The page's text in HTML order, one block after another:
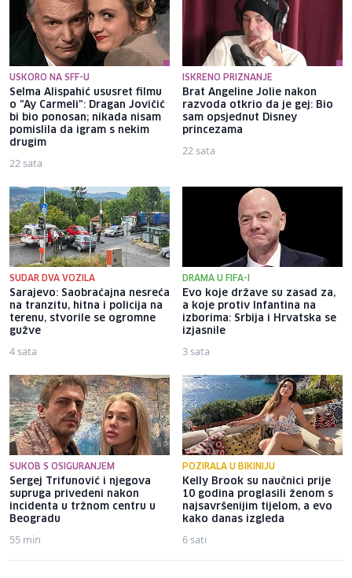
USKORO NA SFF-U
Selma Alispahić ususret filmu
o "Ay Carmeli": Dragan Jovičić
bi bio ponosan; nikada nisam
pomislila da igram s nekim
drugim
22 sata
ISKRENO PRIZNANJE
Brat Angeline Jolie nakon
razvoda otkrio da je gej: Bio
sam opsjednut Disney
princezama
22 sata
SUDAR DVA VOZILA
Sarajevo: Saobraćajna nesreća
na tranzitu, hitna i policija na
terenu, stvorile se ogromne
gužve
4 sata
DRAMA U FIFA-I
Evo koje države su zasad za,
a koje protiv Infantina na
izborima: Srbija i Hrvatska se
izjasnile
3 sata
SUKOB S OSIGURANJEM
Sergej Trifunović i njegova
supruga privedeni nakon
incidenta u tržnom centru u
Beogradu
55 min
POZIRALA U BIKINIJU
Kelly Brook su naučnici prije
10 godina proglasili ženom s
najsavršenijim tijelom, a evo
kako danas izgleda
6 sati